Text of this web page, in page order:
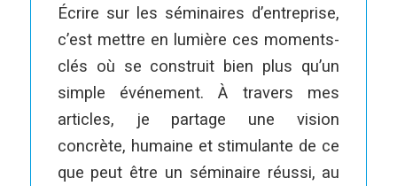
Écrire sur les séminaires d’entreprise,
c’est mettre en lumière ces moments-
clés où se construit bien plus qu’un
simple événement. À travers mes
articles, je partage une vision
concrète, humaine et stimulante de ce
que peut être un séminaire réussi, au